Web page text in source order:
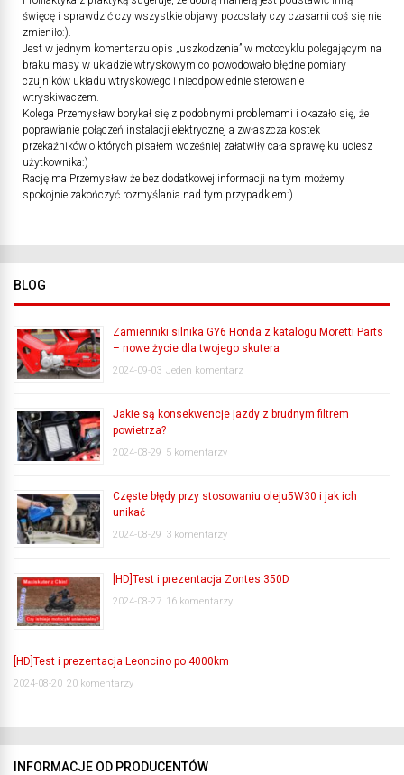
święcę i sprawdzić czy wszystkie objawy pozostały czy czasami coś się nie
zmieniło:).
Jest w jednym komentarzu opis „uszkodzenia” w motocyklu polegającym na
braku masy w układzie wtryskowym co powodowało błędne pomiary
czujników układu wtryskowego i nieodpowiednie sterowanie
wtryskiwaczem.
Kolega Przemysław borykał się z podobnymi problemami i okazało się, że
poprawianie połączeń instalacji elektrycznej a zwłaszcza kostek
przekaźników o których pisałem wcześniej załatwiły cała sprawę ku uciesz
użytkownika:)
Rację ma Przemysław że bez dodatkowej informacji na tym możemy
spokojnie zakończyć rozmyślania nad tym przypadkiem:)
BLOG
Zamienniki silnika GY6 Honda z katalogu Moretti Parts
– nowe życie dla twojego skutera
2024-09-03 Jeden komentarz
Jakie są konsekwencje jazdy z brudnym filtrem
powietrza?
2024-08-29 5 komentarzy
Częste błędy przy stosowaniu oleju5W30 i jak ich
unikać
2024-08-29 3 komentarzy
[HD]Test i prezentacja Zontes 350D
2024-08-27 16 komentarzy
[HD]Test i prezentacja Leoncino po 4000km
2024-08-20 20 komentarzy
INFORMACJE OD PRODUCENTÓW